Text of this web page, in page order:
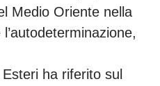
Medio Oriente nella
ha riferito sul